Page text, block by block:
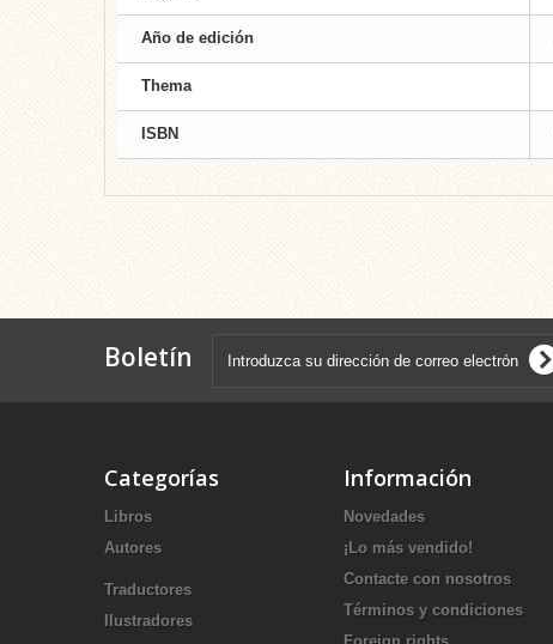
Año de edición
Thema
ISBN
Boletín
Categorías
Libros
Autores
Traductores
Ilustradores
Información
Novedades
¡Lo más vendido!
Contacte con nosotros
Términos y condiciones